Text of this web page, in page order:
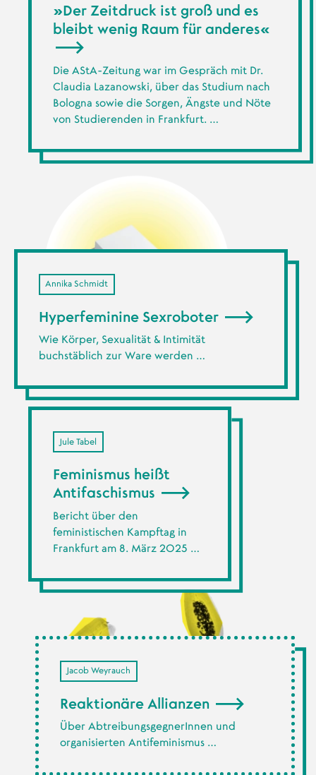
»Der Zeitdruck ist groß und es
bleibt wenig Raum für anderes«
Die AStA-Zeitung war im Gespräch mit Dr.
Claudia Lazanowski, über das Studium nach
Bologna sowie die Sorgen, Ängste und Nöte
von Studierenden in Frankfurt. …
Annika Schmidt
Hyperfeminine Sexroboter
Wie Körper, Sexualität & Intimität
buchstäblich zur Ware werden …
Jule Tabel
Feminismus heißt
Antifaschismus
Bericht über den
feministischen Kampftag in
Frankfurt am 8. März 2025 …
Jacob Weyrauch
Reaktionäre Allianzen
Über AbtreibungsgegnerInnen und
organisierten Antifeminismus …